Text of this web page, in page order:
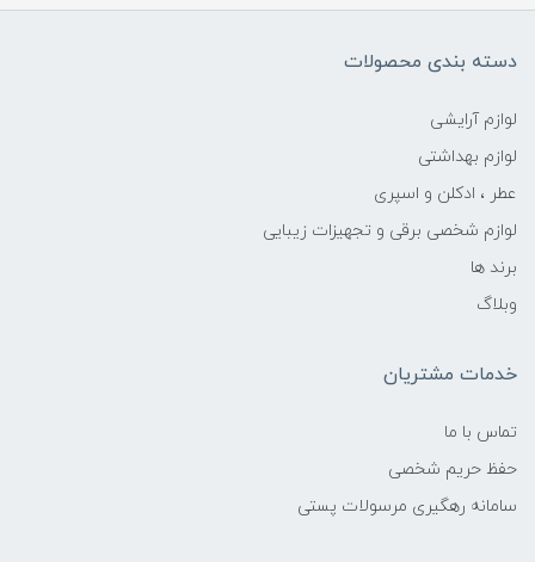
دسته بندی محصولات
لوازم آرایشی
لوازم بهداشتی
عطر ، ادکلن و اسپری
لوازم شخصی برقی و تجهیزات زیبایی
برند ها
وبلاگ
خدمات مشتریان
تماس با ما
حفظ حریم شخصی
سامانه رهگیری مرسولات پستی